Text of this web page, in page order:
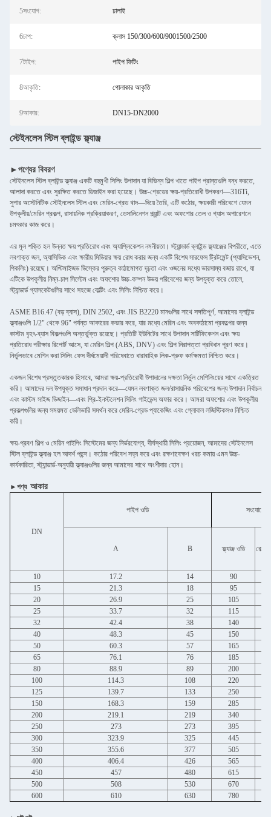
5সংযোগ: ঢালাই
6চাপ: ক্লাস 150/300/600/9001500/2500
7টাইপ: পাইপ ফিটিং
8আকৃতি: গোলাকার আকৃতি
9আকার: DN15-DN2000
স্টেইনলেস স্টিল ব্লাইন্ড ফ্ল্যাঞ্জ
►পণ্যের বিবরণ
স্টেইনলেস স্টিল ব্লাইন্ড ফ্ল্যাঞ্জ একটি বহুমুখী সিলিং উপাদান যা বিভিন্ন শিল্প খাতে পাইপ প্রান্তগুলি বন্ধ করতে,
আলাদা করতে এবং সুরক্ষিত করতে ডিজাইন করা হয়েছে। উচ্চ-গ্রেডের ক্ষয়-প্রতিরোধী উপকরণ—316Ti,
সুপার অস্টেনিটিক স্টেইনলেস স্টিল এবং মেরিন-গ্রেড খাদ—দিয়ে তৈরি, এটি কঠোর, ক্ষয়কারী পরিবেশে যেমন
উপকূলীয়/মেরিন প্রকল্প, রাসায়নিক প্রক্রিয়াকরণ, ডেসালিনেশন প্ল্যান্ট এবং অফশোর তেল ও গ্যাস অপারেশনে
চমৎকার কাজ করে।
এর মূল শক্তি হল উন্নত ক্ষয় প্রতিরোধ এবং অ্যাপ্লিকেশন নমনীয়তা। স্ট্যান্ডার্ড ব্লাইন্ড ফ্ল্যাঞ্জের বিপরীতে, এতে
লবণাক্ত জল, অ্যাসিডিক এবং ক্ষারীয় মিডিয়ার ক্ষয় রোধ করার জন্য একটি বিশেষ সারফেস ট্রিটমেন্ট (প্যাসিভেশন,
পিকলিং) রয়েছে। অপ্টিমাইজড ডিস্কের পুরুত্ব কাঠামোগত দৃঢ়তা এবং ওজনের মধ্যে ভারসাম্য বজায় রাখে, যা
এটিকে উপকূলীয় নিম্ন-চাপ সিস্টেম এবং অফশোর উচ্চ-কম্পন উভয় পরিবেশের জন্য উপযুক্ত করে তোলে,
স্ট্যান্ডার্ড গ্যাসকেটগুলির সাথে সহজে বোল্টিং এবং সিলিং নিশ্চিত করে।
ASME B16.47 (বড় ব্যাস), DIN 2502, এবং JIS B2220 মানগুলির সাথে সঙ্গতিপূর্ণ, আমাদের ব্লাইন্ড
ফ্ল্যাঞ্জগুলি 1/2" থেকে 96" পর্যন্ত আকারের কভার করে, যার মধ্যে মেরিন এবং অবকাঠামো প্রকল্পের জন্য
কাস্টম বৃহৎ-ব্যাস বিকল্পগুলি অন্তর্ভুক্ত রয়েছে। প্রতিটি ইউনিটের সাথে উপাদান সার্টিফিকেশন এবং ক্ষয়
প্রতিরোধ পরীক্ষার রিপোর্ট আসে, যা মেরিন শিল্প (ABS, DNV) এবং শিল্প নিরাপত্তা প্রবিধান পূরণ করে।
নির্ভুলভাবে মেশিন করা সিলিং ফেস দীর্ঘমেয়াদী পরিষেবাতে ধারাবাহিক লিক-প্রুফ কর্মক্ষমতা নিশ্চিত করে।
একজন বিশেষ প্রস্তুতকারক হিসাবে, আমরা ক্ষয়-প্রতিরোধী উপাদানের দক্ষতা নির্ভুল মেশিনিংয়ের সাথে একত্রিত
করি। আমাদের দল উপযুক্ত সমাধান প্রদান করে—যেমন লবণাক্ত জল/রাসায়নিক পরিবেশের জন্য উপাদান নির্বাচন
এবং কাস্টম সাইজ ডিজাইন—এবং প্রি-ইনস্টলেশন সিলিং গাইডেন্স অফার করে। আমরা অফশোর এবং উপকূলীয়
প্রকল্পগুলির জন্য সময়মত ডেলিভারি সমর্থন করে মেরিন-গ্রেড প্যাকেজিং এবং গ্লোবাল লজিস্টিকসও নিশ্চিত
করি।
ক্ষয়-প্রবণ শিল্প ও মেরিন পাইপিং সিস্টেমের জন্য নির্ভরযোগ্য, দীর্ঘস্থায়ী সিলিং প্রয়োজন, আমাদের স্টেইনলেস
স্টিল ব্লাইন্ড ফ্ল্যাঞ্জ হল আদর্শ পছন্দ। কঠোর পরিবেশ সহ্য করে এবং রক্ষণাবেক্ষণ খরচ কমায় এমন উচ্চ-
কার্যকারিতা, স্ট্যান্ডার্ড-অনুযায়ী ফ্ল্যাঞ্জগুলির জন্য আমাদের সাথে অংশীদার হোন।
►পণ্য আকার
DN
পাইপ ওডি সংযোগের
A B ফ্ল্যাঞ্জ ওডি বোল্ট
10 17.2 14
90
15
21.3 18
95
20
26.9 25
105
25
33.7 32
115
32
42.4 38
140
40
48.3 45
150
50
60.3 57
165
65
76.1 76
185
80
88.9 89
200
100
114.3 108
220
125
139.7 133
250
150
168.3 159
285
200
219.1 219
340
250
273 273
395
300
323.9 325
445
350
355.6 377
505
400
406.4 426
565
450
457 480
615
500
508 530
670
600
610 630 780